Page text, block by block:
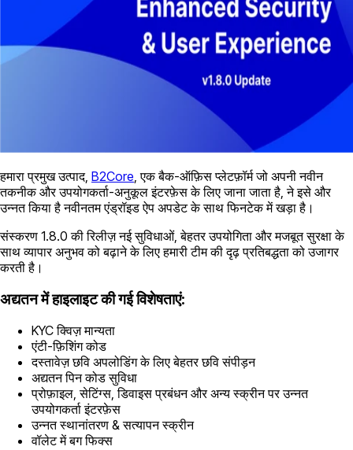
हमारा प्रमुख उत्पाद, B2Core , एक बैक-ऑफ़िस प्लेटफ़ॉर्म जो अपनी नवीन
तकनीक और उपयोगकर्ता-अनुकूल इंटरफ़ेस के लिए जाना जाता है, ने इसे और
उन्नत किया है नवीनतम एंड्रॉइड ऐप अपडेट के साथ फिनटेक में खड़ा है।
संस्करण 1.8.0 की रिलीज़ नई सुविधाओं, बेहतर उपयोगिता और मजबूत सुरक्षा के
साथ व्यापार अनुभव को बढ़ाने के लिए हमारी टीम की दृढ़ प्रतिबद्धता को उजागर
करती है।
अद्यतन में हाइलाइट की गई विशेषताएं:
KYC क्विज़ मान्यता
एंटी-फ़िशिंग कोड
दस्तावेज़ छवि अपलोडिंग के लिए बेहतर छवि संपीड़न
अद्यतन पिन कोड सुविधा
प्रोफ़ाइल, सेटिंग्स, डिवाइस प्रबंधन और अन्य स्क्रीन पर उन्नत
उपयोगकर्ता इंटरफ़ेस
उन्नत स्थानांतरण & सत्यापन स्क्रीन
वॉलेट में बग फिक्स